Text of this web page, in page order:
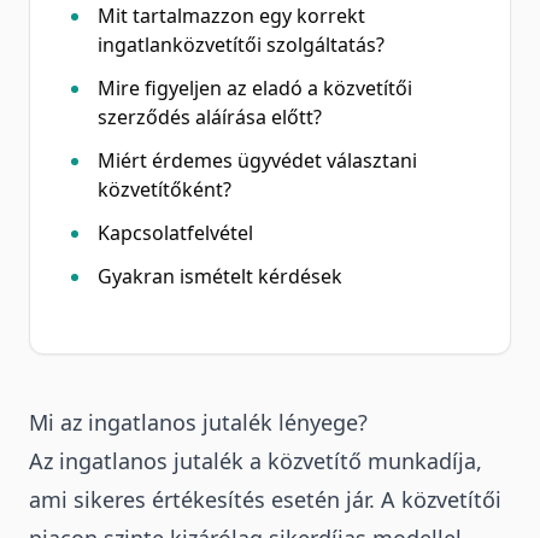
Mit tartalmazzon egy korrekt
ingatlanközvetítői szolgáltatás?
Mire figyeljen az eladó a közvetítői
szerződés aláírása előtt?
Miért érdemes ügyvédet választani
közvetítőként?
Kapcsolatfelvétel
Gyakran ismételt kérdések
Mi az ingatlanos jutalék lényege?
Az ingatlanos jutalék a közvetítő munkadíja,
ami sikeres értékesítés esetén jár. A közvetítői